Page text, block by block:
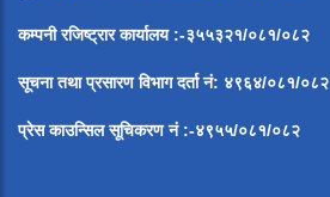
कम्पनी रजिष्ट्रार कार्यालय :-३५५३२१/०८१/०८२
सूचना तथा प्रसारण विभाग दर्ता नं: ४९६४/०८१/०८२
प्रेस काउन्सिल सूचिकरण नं:-४९५५/०८१/०८२